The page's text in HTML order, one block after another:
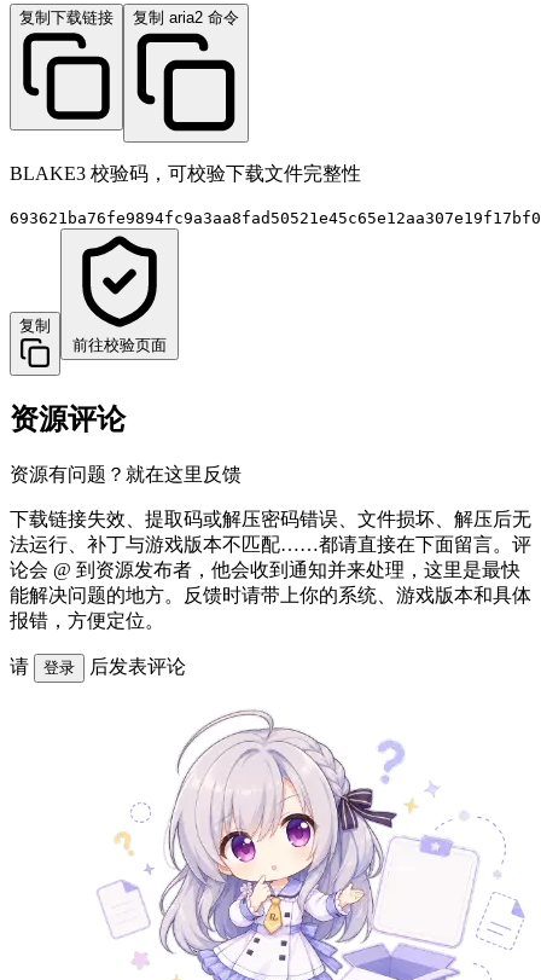
复制下载链接 复制 aria2 命令
BLAKE3 校验码，可校验下载文件完整性
复制
前往校验页面
资源评论
资源有问题？就在这里反馈
下载链接失效、提取码或解压密码错误、文件损坏、解压后无
法运行、补丁与游戏版本不匹配……都请直接在下面留言。评
论会 @ 到资源发布者，他会收到通知并来处理，这里是最快
能解决问题的地方。反馈时请带上你的系统、游戏版本和具体
报错，方便定位。
请 登录 后发表评论